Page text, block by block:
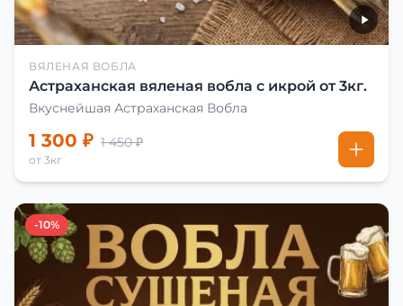
ВЯЛЕНАЯ ВОБЛА
Астраханская вяленая вобла с икрой от 3кг.
Вкуснейшая Астраханская Вобла
1 300 ₽ 1 450 ₽
от 3кг
-10%